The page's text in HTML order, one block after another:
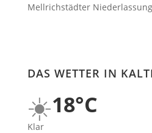
Mellrichstädter
DAS WETTER IN
☀️18°C
Klar